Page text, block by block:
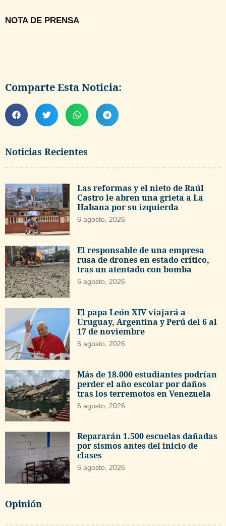
Noticias Recientes
Las reformas y el nieto de Raúl
Castro le abren una grieta a La
Habana por su izquierda
6 agosto, 2026
El responsable de una empresa
rusa de drones en estado crítico,
tras un atentado con bomba
6 agosto, 2026
El papa León XIV viajará a
Uruguay, Argentina y Perú del 6 al
17 de noviembre
6 agosto, 2026
Más de 18.000 estudiantes podrían
perder el año escolar por daños
tras los terremotos en Venezuela
6 agosto, 2026
Repararán 1.500 escuelas dañadas
por sismos antes del inicio de
clases
6 agosto, 2026
Opinión
NOTA DE PRENSA
Comparte Esta Noticia: